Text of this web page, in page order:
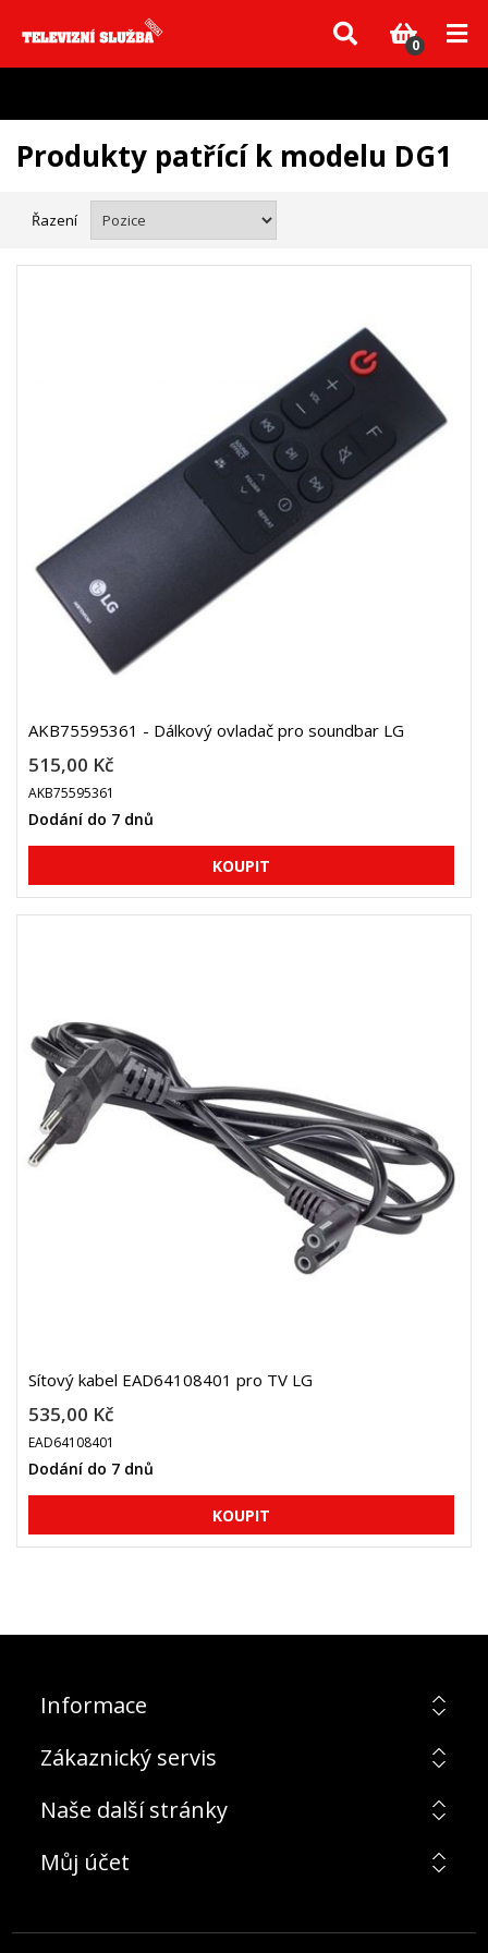
Vzhledem k aktuální situaci se může dodání dílů, které nejsou skladem,
zpozdit. Děkujeme za pochopení.
0
Produkty patřící k modelu DG1
Řazení
AKB75595361 - Dálkový ovladač pro soundbar LG
515,00 Kč
AKB75595361
Dodání do 7 dnů
Sítový kabel EAD64108401 pro TV LG
535,00 Kč
EAD64108401
Dodání do 7 dnů
Informace
Zákaznický servis
Naše další stránky
Můj účet